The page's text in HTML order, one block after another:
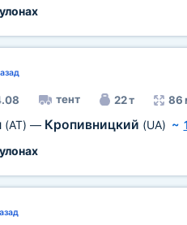
тент 22 т 86
(AT) — Кропивницкий (UA) ~